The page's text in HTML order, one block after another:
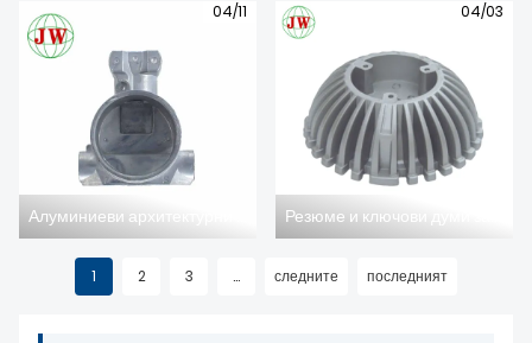
04/11 04/03
1 2 3 ... следните последният